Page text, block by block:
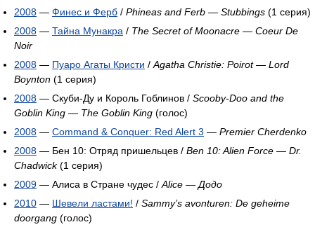
2008 — Финес и Ферб / Phineas and Ferb — Stubbings (1 серия)
2008 — Тайна Мунакра / The Secret of Moonacre — Coeur De
Noir
2008 — Пуаро Агаты Кристи / Agatha Christie: Poirot— Lord
Boynton (1 серия)
2008 — Скуби-Ду и Король Гоблинов / Scooby-Doo and the
Goblin King — The Goblin King (голос)
2008 — Command & Conquer: Red Alert 3 — Premier Cherdenko
2008 — Бен 10: Отряд пришельцев / Ben 10: Alien Force — Dr.
Chadwick(1 серия)
2009 — Алиса в Cтране чудес / Alice — Додо
2010 — Шевели ластами! / Sammy’s avonturen: De geheime
doorgang (голос)